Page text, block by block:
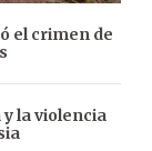
el crimen de
la violencia